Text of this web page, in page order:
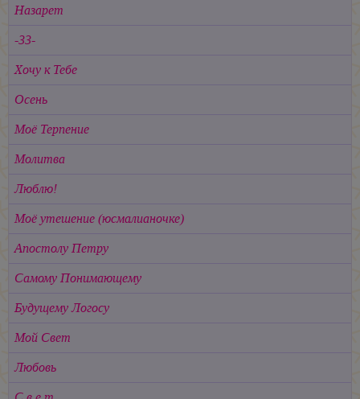
Назарет
-33-
Хочу к Тебе
Осень
Моё Терпение
Молитва
Люблю!
Моё утешение (юсмалианочке)
Апостолу Петру
Самому Понимающему
Будущему Логосу
Мой Свет
Любовь